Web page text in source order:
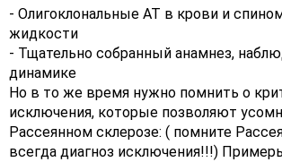
- Олигоклональные АТ в крови и
жидкости
- Тщательно собранный анамнез,
динамике
Но в то же время нужно помнить о
исключения, которые позволяют
Рассеянном склерозе: ( помните
всегда диагноз исключения!!!)